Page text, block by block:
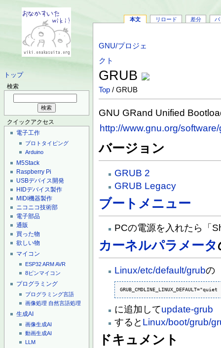
トップ
検索
クイックアクセス
電子工作
プロトタイピング
Arduino
M5Stack
Raspberry Pi
USBデバイス開発
HIDデバイス製作
MIDI機器製作
ニコニコ技術部
電子部品
通販
買った物
欲しい物
マイコン
ESP32ARMAVR
8ピンマイコン
プログラミング
プログラミング言語
画像処理 自然言語処理
生成AI
画像生成AI
動画生成AI
LLM
本文 リロード 差分 バ
GNU/プロジェ
クト
GRUB
Top / GRUB
GNU GRand Unified
http://www.gnu.org/
バージョン
GRUB 2
GRUB Legacy
ブートメニュー
PCの電源を入れたら「
カーネルパラメータ
Linux/etc/default/grubの
に追加してupdate-grub
すると Linux/boot/grub/
ドキュメント